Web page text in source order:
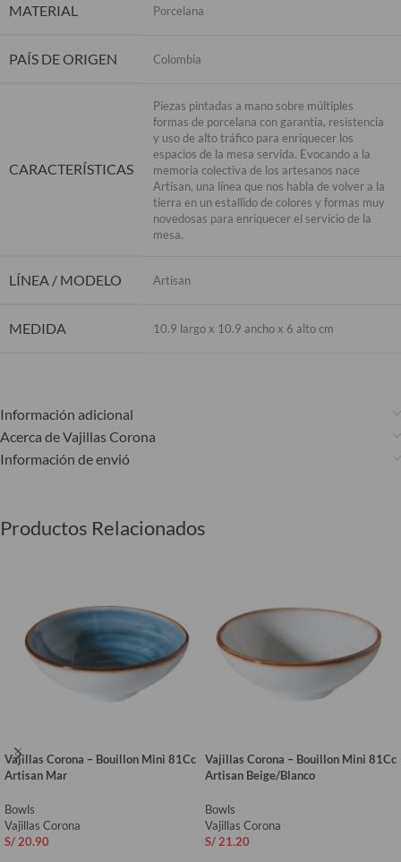
MATERIAL Porcelana
PAÍS DE ORIGEN Colombia
CARACTERÍSTICAS
Piezas pintadas a mano sobre múltiples
formas de porcelana con garantía, resistencia
y uso de alto tráfico para enriquecer los
espacios de la mesa servida. Evocando a la
memoria colectiva de los artesanos nace
Artisan, una línea que nos habla de volver a la
tierra en un estallido de colores y formas muy
novedosas para enriquecer el servicio de la
mesa.
LÍNEA / MODELO Artisan
MEDIDA 10.9 largo x 10.9 ancho x 6 alto cm
Información adicional
Acerca de Vajillas Corona
Información de envió
Productos Relacionados
Vajillas Corona – Bouillon Mini 81Cc
Artisan Mar
Bowls
Vajillas Corona
S/ 20.90
Vajillas Corona – Bouillon Mini 81Cc
Artisan Beige/Blanco
Bowls
Vajillas Corona
S/ 21.20